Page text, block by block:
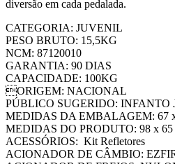
diversão em cada pedalada.
CATEGORIA: JUVENIL
PESO BRUTO: 15,5KG
NCM: 87120010
GARANTIA: 90 DIAS
CAPACIDADE: 100KG
ORIGEM: NACIONAL
PÚBLICO SUGERIDO: INFANTO
MEDIDAS DA EMBALAGEM: 67
MEDIDAS DO PRODUTO: 98 x
ACESSÓRIOS: Kit Refletores
ACIONADOR DE CÂMBIO: